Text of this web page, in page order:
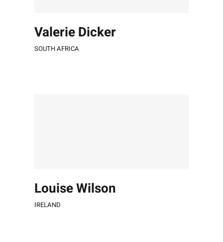
Valerie Dicker
SOUTH AFRICA
Louise Wilson
IRELAND